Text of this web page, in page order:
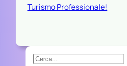
Turismo Professionale!
S